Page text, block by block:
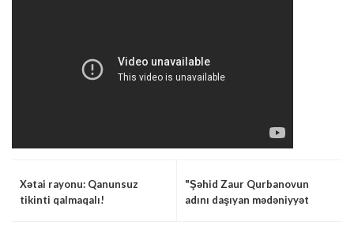
Xətai rayonu: Qanunsuz
tikinti qalmaqalı!
"Şəhid Zaur Qurbanovun
adını daşıyan mədəniyyət